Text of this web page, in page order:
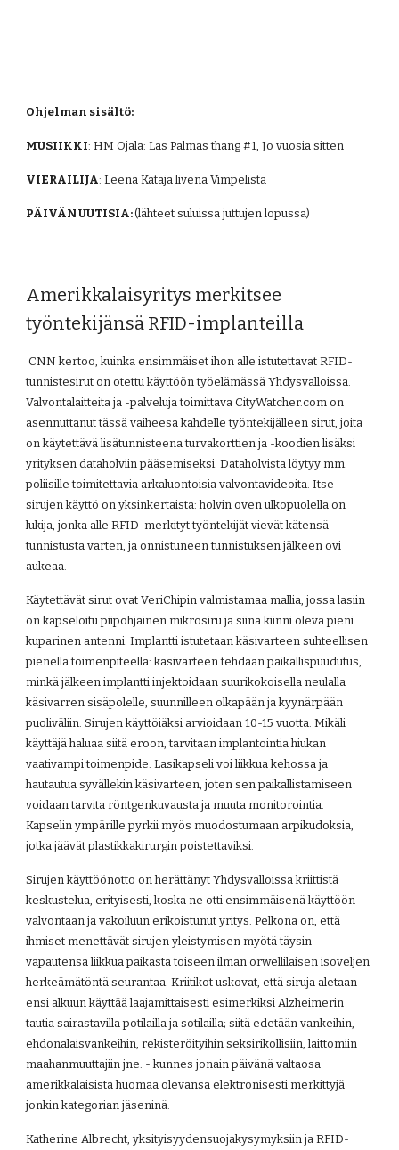
Ohjelman sisältö:
MUSIIKKI: HM Ojala: Las Palmas thang #1, Jo vuosia sitten
VIERAILIJA: Leena Kataja livenä Vimpelistä
PÄIVÄN UUTISIA: (lähteet suluissa juttujen lopussa)
Amerikkalaisyritys merkitsee
työntekijänsä RFID-implanteilla
CNN kertoo, kuinka ensimmäiset ihon alle istutettavat RFID-
tunnistesirut on otettu käyttöön työelämässä Yhdysvalloissa.
Valvontalaitteita ja -palveluja toimittava CityWatcher.com on
asennuttanut tässä vaiheesa kahdelle työntekijälleen sirut, joita
on käytettävä lisätunnisteena turvakorttien ja -koodien lisäksi
yrityksen dataholviin pääsemiseksi. Dataholvista löytyy mm.
poliisille toimitettavia arkaluontoisia valvontavideoita. Itse
sirujen käyttö on yksinkertaista: holvin oven ulkopuolella on
lukija, jonka alle RFID-merkityt työntekijät vievät kätensä
tunnistusta varten, ja onnistuneen tunnistuksen jälkeen ovi
aukeaa.
Käytettävät sirut ovat VeriChipin valmistamaa mallia, jossa lasiin
on kapseloitu piipohjainen mikrosiru ja siinä kiinni oleva pieni
kuparinen antenni. Implantti istutetaan käsivarteen suhteellisen
pienellä toimenpiteellä: käsivarteen tehdään paikallispuudutus,
minkä jälkeen implantti injektoidaan suurikokoisella neulalla
käsivarren sisäpolelle, suunnilleen olkapään ja kyynärpään
puoliväliin. Sirujen käyttöiäksi arvioidaan 10-15 vuotta. Mikäli
käyttäjä haluaa siitä eroon, tarvitaan implantointia hiukan
vaativampi toimenpide. Lasikapseli voi liikkua kehossa ja
hautautua syvällekin käsivarteen, joten sen paikallistamiseen
voidaan tarvita röntgenkuvausta ja muuta monitorointia.
Kapselin ympärille pyrkii myös muodostumaan arpikudoksia,
jotka jäävät plastikkakirurgin poistettaviksi.
Sirujen käyttöönotto on herättänyt Yhdysvalloissa kriittistä
keskustelua, erityisesti, koska ne otti ensimmäisenä käyttöön
valvontaan ja vakoiluun erikoistunut yritys. Pelkona on, että
ihmiset menettävät sirujen yleistymisen myötä täysin
vapautensa liikkua paikasta toiseen ilman orwellilaisen isoveljen
herkeämätöntä seurantaa. Kriitikot uskovat, että siruja aletaan
ensi alkuun käyttää laajamittaisesti esimerkiksi Alzheimerin
tautia sairastavilla potilailla ja sotilailla; siitä edetään vankeihin,
ehdonalaisvankeihin, rekisteröityihin seksirikollisiin, laittomiin
maahanmuuttajiin jne. - kunnes jonain päivänä valtaosa
amerikkalaisista huomaa olevansa elektronisesti merkittyjä
jonkin kategorian jäseninä.
Katherine Albrecht, yksityisyydensuojakysymyksiin ja RFID-